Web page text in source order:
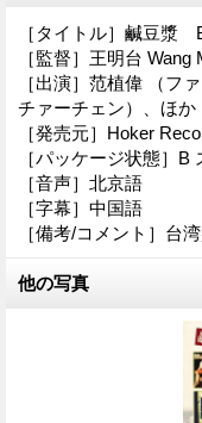
［タイトル］鹹豆漿
［監督］王明台 Wang
［出演］范植偉 （フ
チァーチェン）、ほか
［発売元］Hoker
［パッケージ状態］B
［音声］北京語
［字幕］中国語
［備考/コメント］台
他の写真